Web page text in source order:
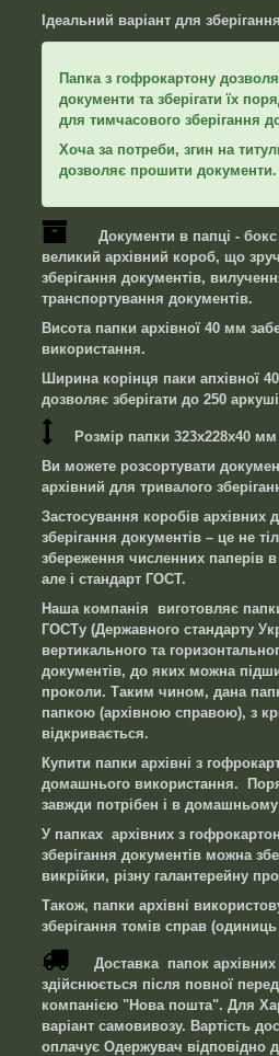
Ідеальний варіант для
Папка з гофрокартону
документи та зберігати їх
для тимчасового зберігання
Хоча за потреби, згин на
дозволяє прошити документи.
Документи в папці - бокс
великий архівний короб, що
зберігання документів,
транспортування документів.
Висота папки архівної 40 мм
використання.
Ширина корінця паки апхівної
дозволяє зберігати до 250
Розмір папки 323х228х40
Ви можете розсортувати
архівний для тривалого
Застосування коробів архівних
зберігання документів – це не
збереження численних паперів
але і стандарт ГОСТ.
Наша компанія виготовляє
ГОСТу (Державного стандарту
вертикального та
документів, до яких можна
проколи. Таким чином, дана
папкою (архівною справою), з
відкривається.
Купити папки архівні з
домашнього використання.
завжди потрібен і в домашньому
У папках архівних з
зберігання документів можна
викрійки, різну галантерейну
Також, папки архівні
зберігання томів справ (одиниць
Доставка папок архівних
здійснюється після повної
компанією "Нова пошта". Для
варіант самовивозу. Вартість
оплачує Одержувач відповідно